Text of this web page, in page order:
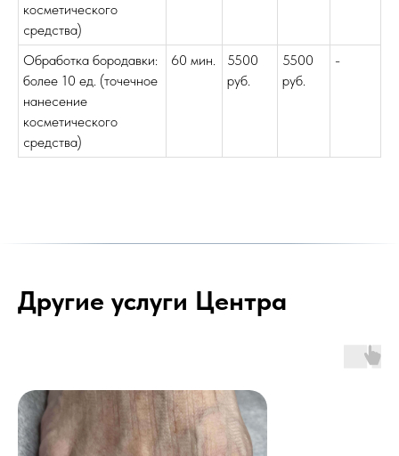
косметического
средства)
Обработка бородавки:
более 10 ед. (точечное
нанесение
косметического
средства)
60 мин.
5500
руб.
5500
руб.
-
Другие услуги Центра